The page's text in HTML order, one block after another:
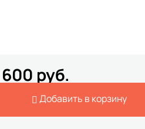
руб.
Добавить в корзину